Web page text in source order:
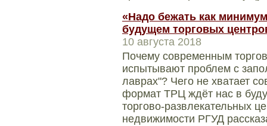
«Надо бежать как
будущем торговых
10 августа 2018
Почему современным
испытывают проблем с
лаврах"? Чего не хватает
формат ТРЦ ждёт нас в
торгово-развлекательных
недвижимости РГУД